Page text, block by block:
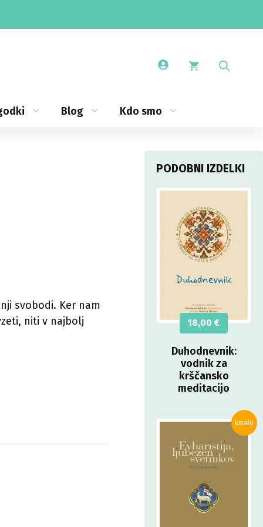
Blog Kdo smo
svobodi. Ker nam
niti v najbolj
PODOBNI IZDELKI
Duhodnevnik:
vodnik za
krščansko
meditacijo
18,00€